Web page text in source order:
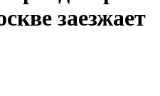
заезжает